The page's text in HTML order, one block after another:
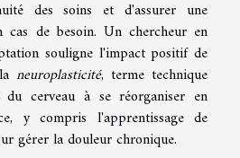
des soins et d'assurer une
cas de besoin. Un chercheur en
souligne l'impact positif de
neuroplasticité, terme technique
du cerveau à se réorganiser en
y compris l'apprentissage de
gérer la douleur chronique.